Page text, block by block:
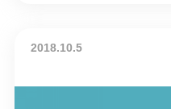
2018.10.5